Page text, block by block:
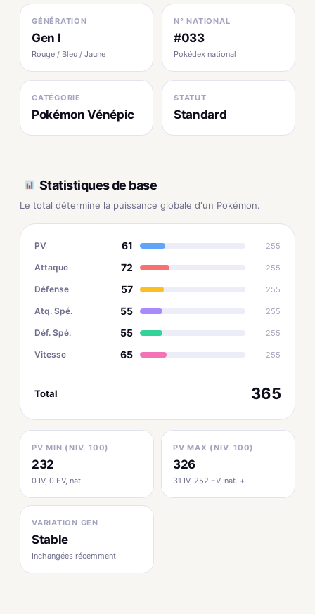
GÉNÉRATION
Gen I
Rouge / Bleu / Jaune
N° NATIONAL
#033
Pokédex national
CATÉGORIE
Pokémon Vénépic
STATUT
Standard
Statistiques de base
Le total détermine la puissance globale d'un Pokémon.
PV 61 255
Attaque 72 255
Défense 57 255
Atq. Spé. 55 255
Déf. Spé. 55 255
Vitesse 65 255
Total 365
PV MIN (NIV. 100)
232
0 IV, 0 EV, nat. -
PV MAX (NIV. 100)
326
31 IV, 252 EV, nat. +
VARIATION GEN
Stable
Inchangées récemment